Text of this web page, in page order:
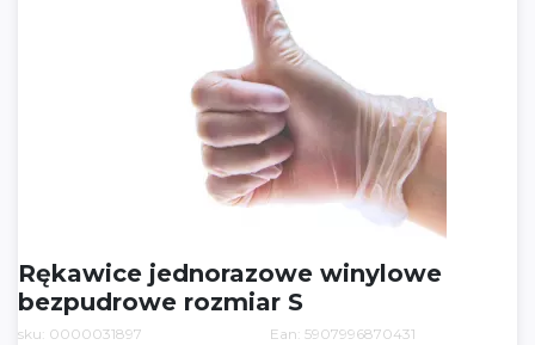
Rękawice jednorazowe winylowe
bezpudrowe rozmiar S
sku: 0000031897 Ean: 5907996870431